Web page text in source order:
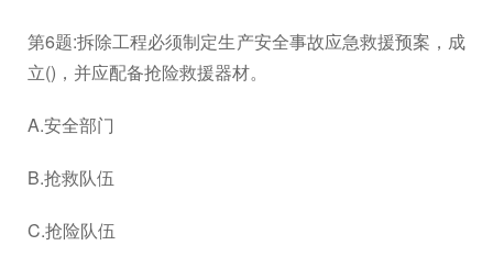
第6题:拆除工程必须制定生产安全事故应急救援预案，成
立()，并应配备抢险救援器材。
A.安全部门
B.抢救队伍
C.抢险队伍